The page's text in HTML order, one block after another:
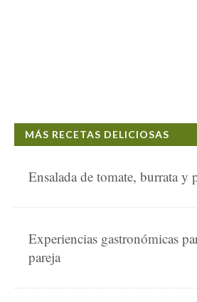
MÁS RECETAS DELICIOSAS
Ensalada de tomate, burrata y
Experiencias gastronómicas
pareja